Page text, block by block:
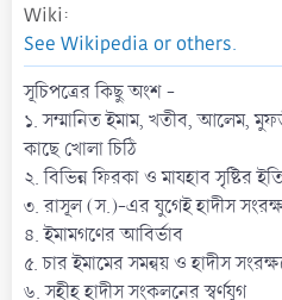
Wiki
See Wikipedia or others.
সূচিপত্রের কিছু অংশ -
১. সম্মানিত ইমাম, খতীব, আলেম,
কাছে খােলা চিঠি
২. বিভিন্ন ফিরকা ও মাযহাব সৃষ্টির
৩. রাসূল (স.)-এর যুগেই হাদীস
৪. ইমামগণের আবির্ভাব
৫. চার ইমামের সমন্বয় ও হাদীস
৬. সহীহ হাদীস সংকলনের স্বর্ণযুগ